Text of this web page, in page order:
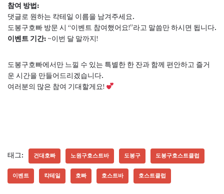
참여 방법:
댓글로 원하는 칵테일 이름을 남겨주세요.
도봉구호빠 방문 시 “이벤트 참여했어요!”라고 말씀만 하시면 됩니다.
이벤트 기간: ~이번 달 말까지!
도봉구호빠에서만 느낄 수 있는 특별한 한 잔과 함께 편안하고 즐거
운 시간을 만들어드리겠습니다.
여러분의 많은 참여 기대할게요!
태그: 건대호빠 노원구호스트바 도봉구 도봉구호스트클럽
이벤트 칵테일 호빠 호스트바 호스트클럽